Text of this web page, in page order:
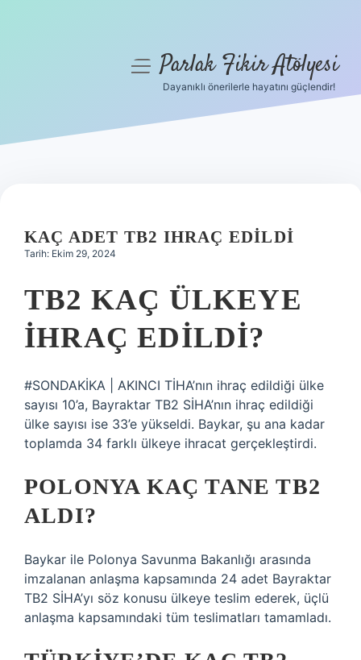
Hakkımızda
menüyüParlak Fikir Atölyesi
Dayanıklı önerilerle hayatını güçlendir!
KAÇ ADET TB2 IHRAÇ EDILDI
Tarih: Ekim 29, 2024
TB2 KAÇ ÜLKEYE
IHRAÇ EDILDI?
#SONDAKİKA | AKINCI TİHA’nın ihraç edildiği ülke
sayısı 10’a, Bayraktar TB2 SİHA’nın ihraç edildiği
ülke sayısı ise 33’e yükseldi. Baykar, şu ana kadar
toplamda 34 farklı ülkeye ihracat gerçekleştirdi.
POLONYA KAÇ TANE TB2
ALDI?
Baykar ile Polonya Savunma Bakanlığı arasında
imzalanan anlaşma kapsamında 24 adet Bayraktar
TB2 SİHA’yı söz konusu ülkeye teslim ederek, üçlü
anlaşma kapsamındaki tüm teslimatları tamamladı.